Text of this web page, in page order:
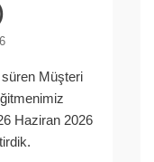
Müşteri
Haziran 2026